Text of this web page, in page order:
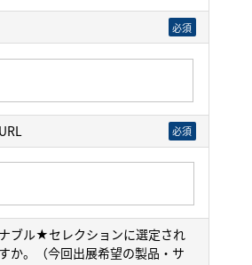
必須
必須
ブル★セレクションに選定され
か。（今回出展希望の製品・サ